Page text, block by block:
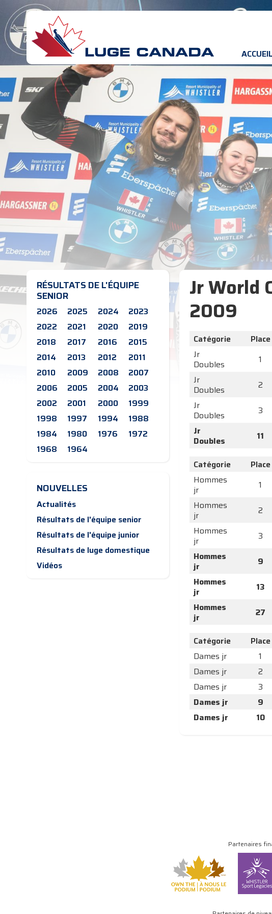
ACCUEIL
RÉSULTATS DE L'ÉQUIPE
SENIOR
2026 2025 2024
2023
2022
2021 2020
2019
2018
2017 2016
2015
2014
2013 2012
2011
2010
2009 2008
2007
2006
2005 2004
2003
2002
2001 2000
1999
1998
1997 1994
1988
1984
1980 1976
1972
1968
1964
NOUVELLES
Actualités
Résultats de l'équipe senior
Résultats de l'équipe junior
Résultats de luge domestique
Vidéos
Jr World
2009
Catégorie Place
Jr
Doubles
1
Jr
Doubles
2
Jr
Doubles
3
Jr
Doubles
11
Catégorie Place
Hommes
jr
1
Hommes
jr
2
Hommes
jr
3
Hommes
jr
9
Hommes
jr
13
Hommes
jr
27
Catégorie Place
Dames jr
1
Dames jr
2
Dames jr
3
Dames jr
9
Dames jr
10
Partenaires